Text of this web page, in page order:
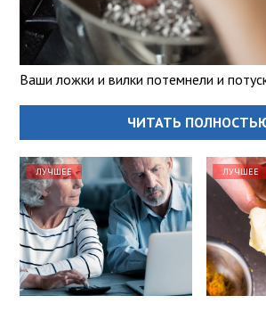
Ваши ложки и вилки потемнели и
ЧИТАТЬ
ЛУЧШЕЕ ЛУЧШЕЕ